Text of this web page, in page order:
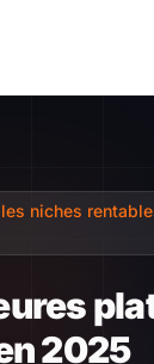
niches
2025